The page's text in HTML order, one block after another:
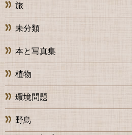
旅
未分類
本と写真集
植物
環境問題
野鳥